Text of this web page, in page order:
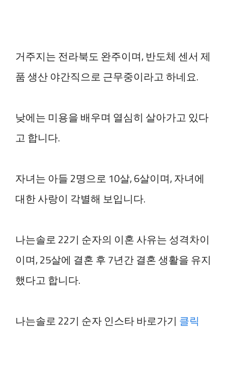
거주지는 전라북도 완주이며, 반도체 센서 제
품 생산 야간직으로 근무중이라고 하네요.
낮에는 미용을 배우며 열심히 살아가고 있다
고 합니다.
자녀는 아들 2명으로 10살, 6살이며, 자녀에
대한 사랑이 각별해 보입니다.
나는솔로 22기 순자의 이혼 사유는 성격차이
이며, 25살에 결혼 후 7년간 결혼 생활을 유지
했다고 합니다.
나는솔로 22기 순자 인스타 바로가기 클릭